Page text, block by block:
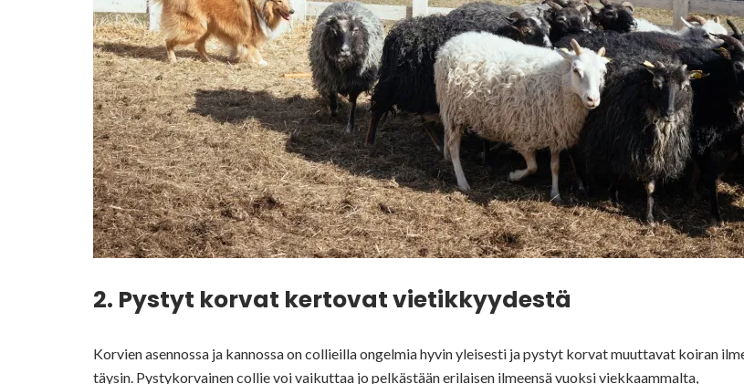
2. Pystyt korvat kertovat vietikkyydestä
Korvien asennossa ja kannossa on collieilla ongelmia hyvin yleisesti ja pystyt korvat muuttavat koiran
täysin. Pystykorvainen collie voi vaikuttaa jo pelkästään erilaisen ilmeensä vuoksi viekkaammalta,